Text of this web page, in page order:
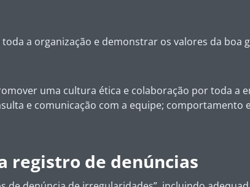
a organização e demonstrar os valores da
uma cultura ética e colaboração por toda a
e comunicação com a equipe;
registro de denúncias